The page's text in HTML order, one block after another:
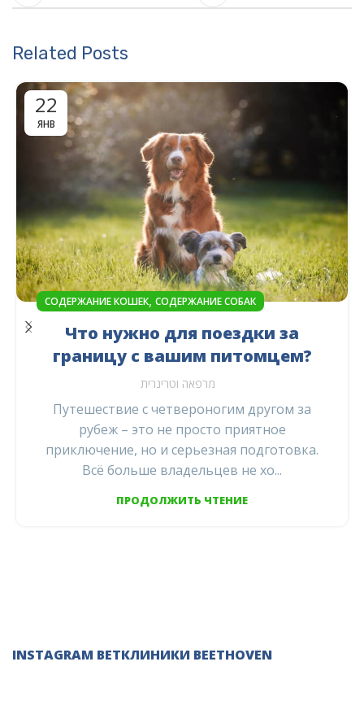
Related Posts
22
ЯНВ
СОДЕРЖАНИЕ КОШЕК, СОДЕРЖАНИЕ СОБАК
Что нужно для поездки за
границу с вашим питомцем?
מרפאה וטרינרית
Путешествие с четвероногим другом за
рубеж – это не просто приятное
приключение, но и серьезная подготовка.
Всё больше владельцев не хо...
ПРОДОЛЖИТЬ ЧТЕНИЕ
INSTAGRAM ВЕТКЛИНИКИ BEETHOVEN